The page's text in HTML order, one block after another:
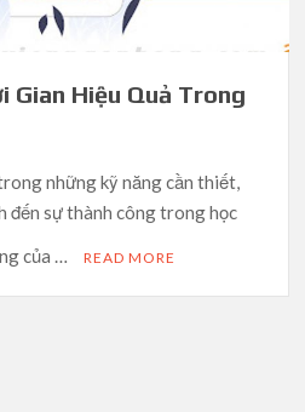
Gian Hiệu Quả Trong
những kỹ năng cần thiết,
đến sự thành công trong học
của …
READ MORE